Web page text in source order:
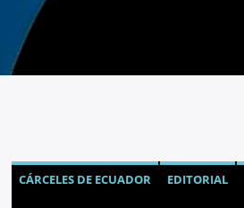
CÁRCELES DE ECUADOR EDITORIAL